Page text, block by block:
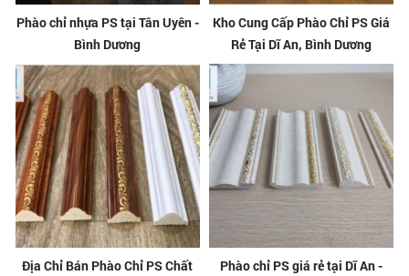
Phào chỉ nhựa PS tại Tân Uyên -
Bình Dương
Kho Cung Cấp Phào Chỉ PS Giá
Rẻ Tại Dĩ An, Bình Dương
Địa Chỉ Bán Phào Chỉ PS Chất
Phào chỉ PS giá rẻ tại Dĩ An -